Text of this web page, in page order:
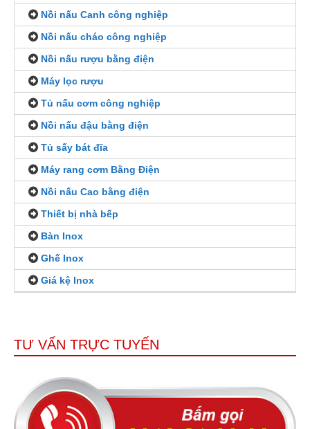
Nồi nấu Canh công nghiệp
Nồi nấu cháo công nghiệp
Nồi nấu rượu bằng điện
Máy lọc rượu
Tủ nấu cơm công nghiệp
Nồi nấu đậu bằng điện
Tủ sấy bát đĩa
Máy rang cơm Bằng Điện
Nồi nấu Cao bằng điện
Thiết bị nhà bếp
Bàn Inox
Ghế Inox
Giá kệ Inox
TƯ VẤN TRỰC TUYẾN